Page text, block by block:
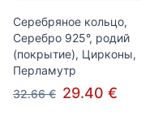
Серебряное кольцо,
Серебро 925°, родий
(покрытие), Цирконы,
Перламутр
32.66 € 29.40 €